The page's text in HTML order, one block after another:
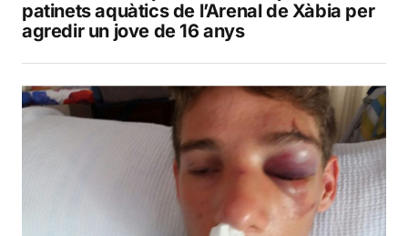
patinets aquàtics de l’Arenal de Xàbia per
agredir un jove de 16 anys